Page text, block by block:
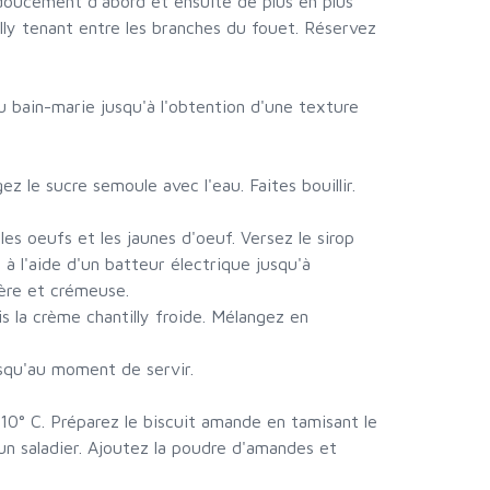
tenant entre les branches du fouet. Réservez
bain-marie jusqu'à l'obtention d'une texture
le sucre semoule avec l'eau. Faites bouillir.
oeufs et les jaunes d'oeuf. Versez le sirop
l'aide d'un batteur électrique jusqu'à
et crémeuse.
la crème chantilly froide. Mélangez en
moment de servir.
C. Préparez le biscuit amande en tamisant le
saladier. Ajoutez la poudre d'amandes et